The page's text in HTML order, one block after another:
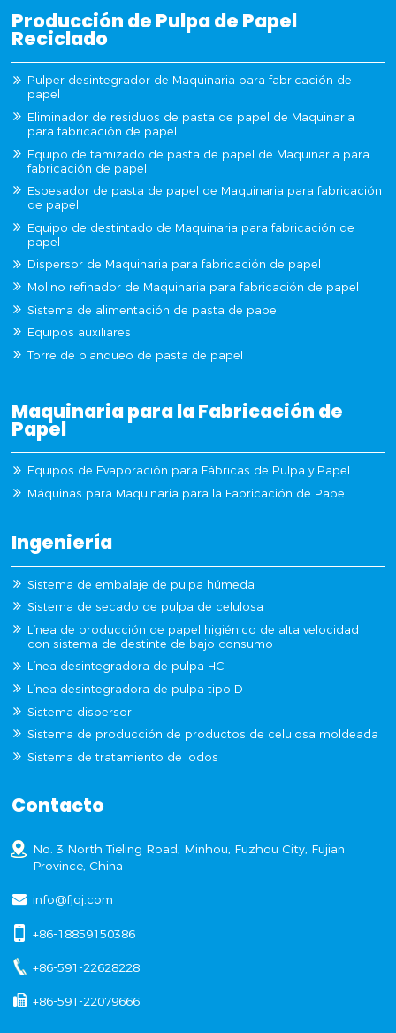
Producción de Pulpa de Papel
Reciclado
Pulper desintegrador de Maquinaria para fabricación de
papel
Eliminador de residuos de pasta de papel de Maquinaria
para fabricación de papel
Equipo de tamizado de pasta de papel de Maquinaria para
fabricación de papel
Espesador de pasta de papel de Maquinaria para fabricación
de papel
Equipo de destintado de Maquinaria para fabricación de
papel
Dispersor de Maquinaria para fabricación de papel
Molino refinador de Maquinaria para fabricación de papel
Sistema de alimentación de pasta de papel
Equipos auxiliares
Torre de blanqueo de pasta de papel
Maquinaria para la Fabricación de
Papel
Equipos de Evaporación para Fábricas de Pulpa y Papel
Máquinas para Maquinaria para la Fabricación de Papel
Ingeniería
Sistema de embalaje de pulpa húmeda
Sistema de secado de pulpa de celulosa
Línea de producción de papel higiénico de alta velocidad
con sistema de destinte de bajo consumo
Línea desintegradora de pulpa HC
Línea desintegradora de pulpa tipo D
Sistema dispersor
Sistema de producción de productos de celulosa moldeada
Sistema de tratamiento de lodos
Contacto
No. 3 North Tieling Road, Minhou, Fuzhou City, Fujian
Province, China
info@fjqj.com
+86-18859150386
+86-591-22628228
+86-591-22079666